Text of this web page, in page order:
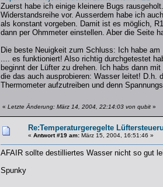
Zuerst habe ich einige kleinere Bugs
Widerstandsreihe vor. Ausserdem habe ich
als konstant vorgeben. Damit ist es möglich,
dann per Ohmmeter einstellen. Aber die Seite
Die beste Neuigkeit zum Schluss: Ich habe
.... es funktioniert! Also richtig durchgetestet
beginnt der Lüfter zu drehen. Ich habs dann
die das auch ausprobieren: Wasser leitet! D.h.
Thermometer aufzutreiben und denn
« Letzte Änderung: März 14, 2004, 22:14:03 von qubit »
Re:Temperaturgeregelte
« Antwort #19 am: März 15, 2004, 16:51:46 »
AFAIR sollte destilliertes Wasser nicht so gut
Spunky